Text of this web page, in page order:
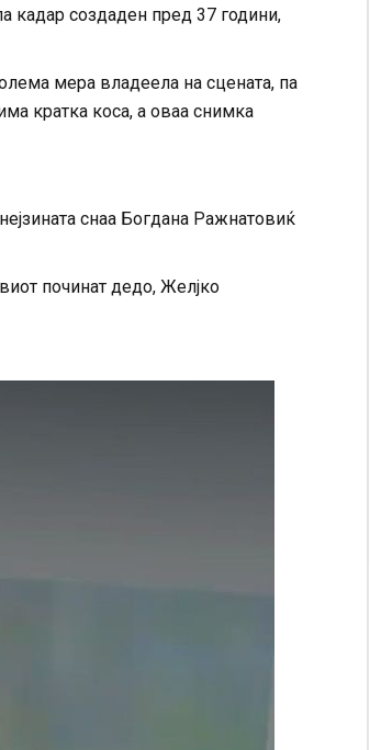
кадар создаден пред 37 години,
мера владеела на сцената, па
кратка коса, а оваа снимка
снаа Богдана Ражнатовиќ
починат дедо, Желjко